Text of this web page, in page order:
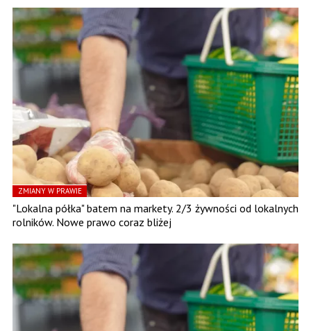
ZMIANY W PRAWIE
"Lokalna półka" batem na markety. 2/3 żywności od lokalnych
rolników. Nowe prawo coraz bliżej